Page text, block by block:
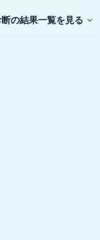
の結果一覧を見る